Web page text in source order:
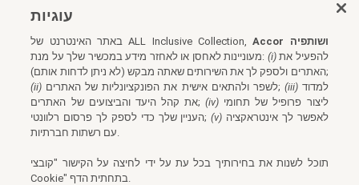
עוגיות
באתר האינטרנט של ALL Inclusive Collection,
Accor ושותפיה
מעוניינות לאחסן או לאחזר מידע במכשיר שלך על מנת: (i)להפעיל את
האתרים ולספק לך את השירותים שאתה מבקש (לא ניתן לדחות אותם);
(ii)
לשפר ולהתאים אישית את הפונקציונליות של האתרים; (iii)למדוד
את קהל היעד והביצועים של האתרים;(iv)
העניין שלך כדי לספק לך פרסום רלוונטי;(v)
עם רשתות חברתיות.
תוכל לשנות את בחירותיך בכל עת על ידי לחיצה על הקישור "קובצי
Cookie" בתחתית הדף.